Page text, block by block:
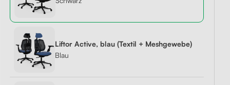
(echtes Leder)
aus 329,00 €
Schubladencontainer,
schwarz
Liftor Active, blau (Textil + Meshgewebe)
Blau